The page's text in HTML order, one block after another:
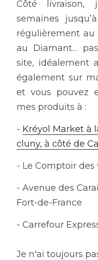
Côté livraison,
semaines
régulièrement au
au Diamant…
site, idéalement
également sur
et vous pouvez
mes produits à :
- Kréyol Market à
cluny, à côté de
- Le Comptoir
- Avenue des
Fort-de-France
- Carrefour
Je n'ai toujours